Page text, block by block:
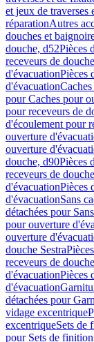
et jeux de traverses
réparationAutres
douches et
douche, d52Pièces
receveurs de
d'évacuationPièces
d'évacuation
pour Caches pour
pour receveurs de
d'écoulement pour
ouverture
ouverture
douche, d90Pièces
receveurs de
d'évacuationPièces
d'évacuationSans
détachées pour
pour ouverture
ouverture
douche Sestra
receveurs de
d'évacuationPièces
d'évacuation
détachées pour
vidage excentrique
excentriqueSets de
pour Sets de